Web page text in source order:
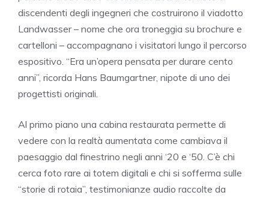
discendenti degli ingegneri che costruirono il viadotto
Landwasser – nome che ora troneggia su brochure e
cartelloni – accompagnano i visitatori lungo il percorso
espositivo. “Era un’opera pensata per durare cento
anni”, ricorda Hans Baumgartner, nipote di uno dei
progettisti originali.
Al primo piano una cabina restaurata permette di
vedere con la realtà aumentata come cambiava il
paesaggio dal finestrino negli anni ‘20 e ‘50. C’è chi
cerca foto rare ai totem digitali e chi si sofferma sulle
“storie di rotaia”, testimonianze audio raccolte da